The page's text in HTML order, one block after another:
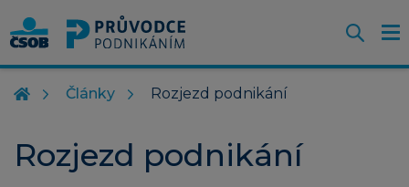
Články Rozjezd podnikání
Rozjezd podnikání